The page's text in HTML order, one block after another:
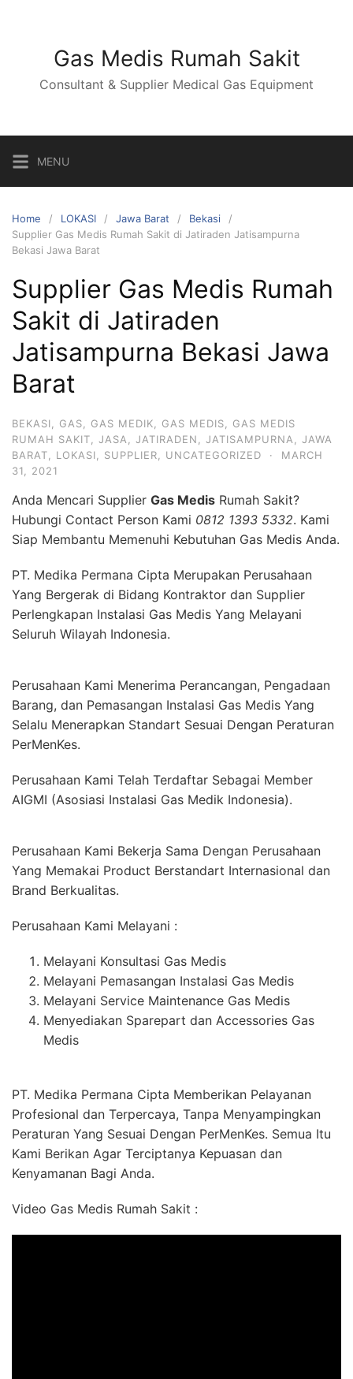
Gas Medis Rumah Sakit
Consultant & Supplier Medical Gas Equipment
MENU
Home LOKASI Jawa Barat
Bekasi
Supplier Gas Medis Rumah Sakit di Jatiraden Jatisampurna
Bekasi Jawa Barat
Supplier Gas Medis Rumah
Sakit di Jatiraden
Jatisampurna Bekasi Jawa
Barat
BEKASI GAS GAS MEDIK GAS MEDIS
GAS MEDIS
RUMAH SAKIT
JASA JATIRADEN JATISAMPURNA
JAWA
BARAT
LOKASI SUPPLIER UNCATEGORIZED ·
MARCH
31, 2021
Anda Mencari Supplier Gas Medis Rumah Sakit?
Hubungi Contact Person Kami 0812 1393 5332. Kami
Siap Membantu Memenuhi Kebutuhan Gas Medis Anda.
PT. Medika Permana Cipta Merupakan Perusahaan
Yang Bergerak di Bidang Kontraktor dan Supplier
Perlengkapan Instalasi Gas Medis Yang Melayani
Seluruh Wilayah Indonesia.
Perusahaan Kami Menerima Perancangan, Pengadaan
Barang, dan Pemasangan Instalasi Gas Medis Yang
Selalu Menerapkan Standart Sesuai Dengan Peraturan
PerMenKes.
Perusahaan Kami Telah Terdaftar Sebagai Member
AIGMI (Asosiasi Instalasi Gas Medik Indonesia).
Perusahaan Kami Bekerja Sama Dengan Perusahaan
Yang Memakai Product Berstandart Internasional dan
Brand Berkualitas.
Perusahaan Kami Melayani :
Melayani Konsultasi Gas Medis
Melayani Pemasangan Instalasi Gas Medis
Melayani Service Maintenance Gas Medis
Menyediakan Sparepart dan Accessories Gas
Medis
PT. Medika Permana Cipta Memberikan Pelayanan
Profesional dan Terpercaya, Tanpa Menyampingkan
Peraturan Yang Sesuai Dengan PerMenKes. Semua Itu
Kami Berikan Agar Terciptanya Kepuasan dan
Kenyamanan Bagi Anda.
Video Gas Medis Rumah Sakit :